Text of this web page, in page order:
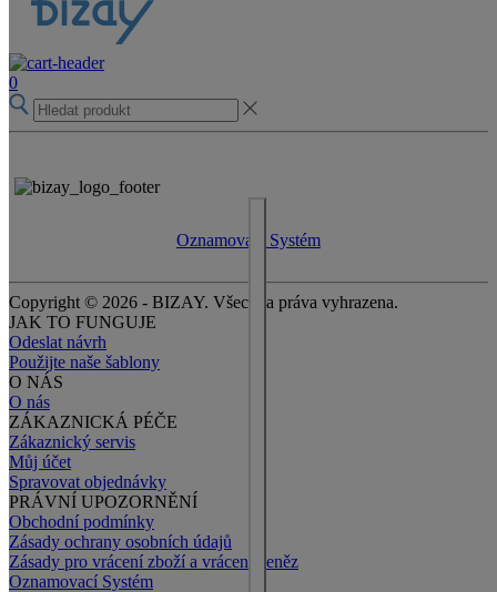
0
Oznamovací Systém
Copyright © 2026 - BIZAY. Všechna práva vyhrazena.
JAK TO FUNGUJE
Odeslat návrh
Použijte naše šablony
O NÁS
O nás
ZÁKAZNICKÁ PÉČE
Zákaznický servis
Můj účet
Spravovat objednávky
PRÁVNÍ UPOZORNĚNÍ
Obchodní podmínky
Zásady ochrany osobních údajů
Zásady pro vrácení zboží a vrácení peněz
Oznamovací Systém